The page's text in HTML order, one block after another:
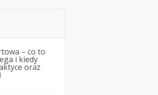
– co to
i kiedy
oraz